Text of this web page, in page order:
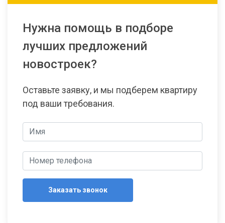
Нужна помощь в подборе
лучших предложений
новостроек?
Оставьте заявку, и мы подберем квартиру
под ваши требования.
Заказать звонок